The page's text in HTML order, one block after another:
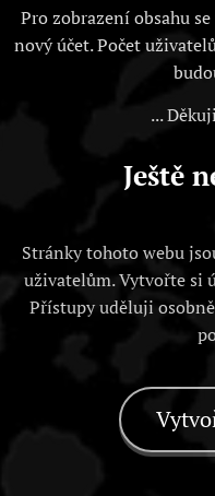
Pro zobrazení obsahu
nový účet. Počet
...
Ještě
Stránky tohoto webu
uživatelům. Vytvořte si
Přístupy uděluji